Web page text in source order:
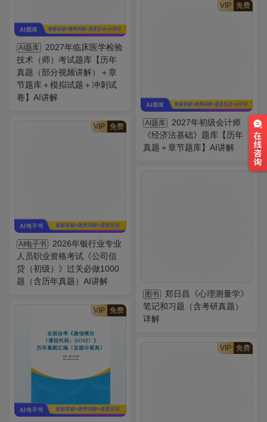
AI题库
2027年临床医学检验
技术（师）考试题库【历年
真题（部分视频讲解）＋章
节题库＋模拟试题＋冲刺试
卷】AI讲解
VIP 免费
AI题库
2027年初级会计师
《经济法基础》题库【历年
真题＋章节题库】AI讲解
VIP 免费
AI电子书
2026年银行业专业
人员职业资格考试《公司信
贷（初级）》过关必做1000
题（含历年真题）AI讲解
图书
郑日昌《心理测量学》
笔记和习题（含考研真题）
详解
VIP 免费
VIP 免费